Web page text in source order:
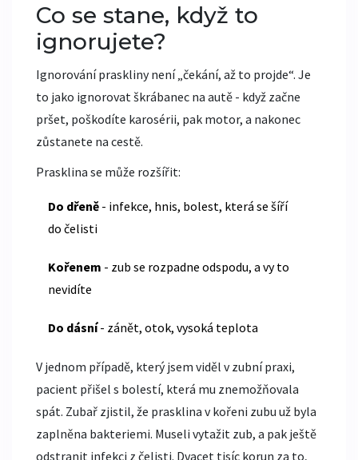
Co se stane, když to
ignorujete?
Ignorování praskliny není „čekání, až to projde“. Je
to jako ignorovat škrábanec na autě - když začne
pršet, poškodíte karosérii, pak motor, a nakonec
zůstanete na cestě.
Prasklina se může rozšířit:
Do dřeně - infekce, hnis, bolest, která se šíří
do čelisti
Kořenem - zub se rozpadne odspodu, a vy to
nevidíte
Do dásní- zánět, otok, vysoká teplota
V jednom případě, který jsem viděl v zubní praxi,
pacient přišel s bolestí, která mu znemožňovala
spát. Zubař zjistil, že prasklina v kořeni zubu už byla
zaplněna bakteriemi. Museli vytažit zub, a pak ještě
odstranit infekci z čelisti. Dvacet tisíc korun za to,